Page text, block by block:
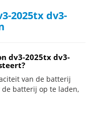
2025tx dv3-
dv3-2025tx dv3-
van de batterij
batterij op te laden,